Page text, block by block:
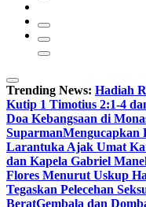
Trending News: Hadiah
Kutip 1 Timotius 2:1-4
Doa Kebangsaan di
SuparmanMengucapkan
Larantuka Ajak Umat
dan Kapela Gabriel
Flores Menurut Uskup
Tegaskan Pelecehan
BeratGembala dan